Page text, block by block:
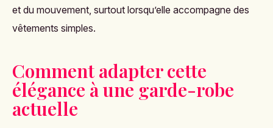
et du mouvement, surtout lorsqu’elle accompagne des
vêtements simples.
Comment adapter cette
élégance à une garde-robe
actuelle